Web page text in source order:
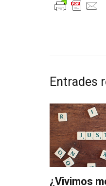
Entrades
¿Vivimos